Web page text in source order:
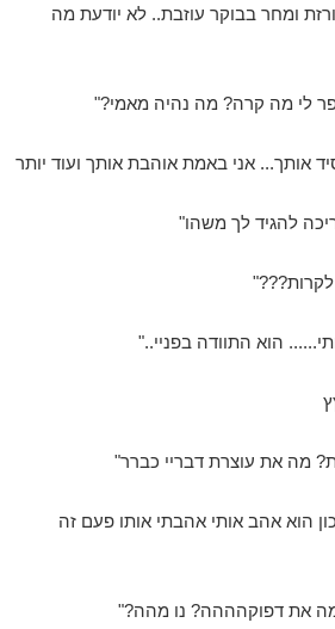
ומחר בבוקר עוזבת.. לא יודעת מה
לי מה קרה? מה נהיה מאמי?"
אותך... אני באמת אוהבת אותך ועוד יותר
להגיד לך משהו"
הוא התוודה בפניי.."
מה את עוצרת דבריי כברר"
הוא אהב אותי אהבתי אותו פעם זה
מה את דפוקהההה? נו מהה?"